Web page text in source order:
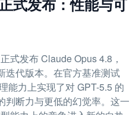
式发布：性能与可
式发布 Claude Opus 4.8，
迭代版本。在官方基准测试
能力上实现了对 GPT-5.5 的
判断力与更低的幻觉率。这一